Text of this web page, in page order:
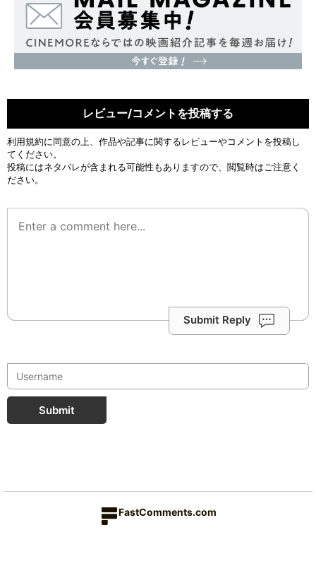
レビュー/コメントを投稿する
利用規約に同意の上、作品や記事に関するレビューやコメントを投稿し
てください。
投稿にはネタバレが含まれる可能性もありますので、閲覧時はご注意く
ださい。
Submit Reply
Submit
FastComments.com